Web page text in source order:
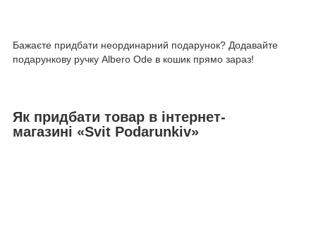
Бажаєте придбати неординарний подарунок? Додавайте
подарункову ручку Albero Ode в кошик прямо зараз!
Як придбати товар в інтернет-
магазині «Svit Podarunkiv»